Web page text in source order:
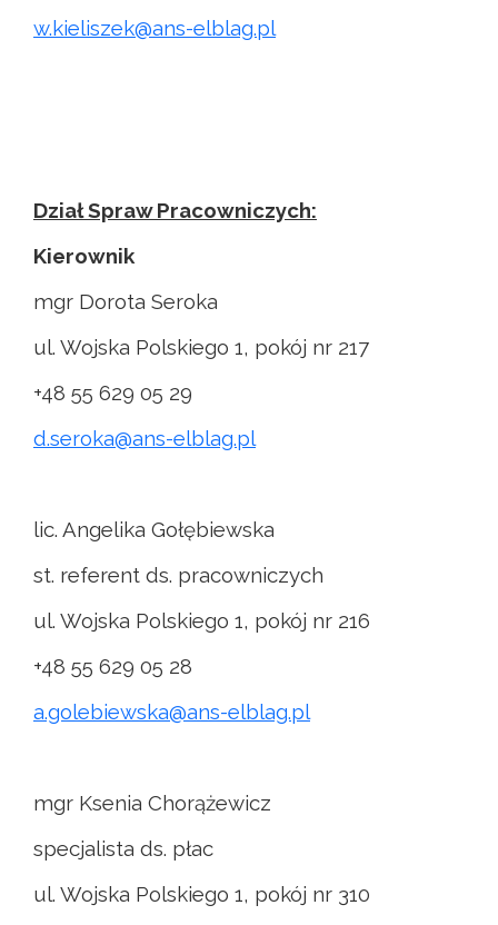
w.kieliszek@ans-elblag.pl
Dział Spraw Pracowniczych:
Kierownik
mgr Dorota Seroka
ul. Wojska Polskiego 1, pokój nr 217
+48 55 629 05 29
d.seroka@ans-elblag.pl
lic. Angelika Gołębiewska
st. referent ds. pracowniczych
ul. Wojska Polskiego 1, pokój nr 216
+48 55 629 05 28
a.golebiewska@ans-elblag.pl
mgr Ksenia Chorążewicz
specjalista ds. płac
ul. Wojska Polskiego 1, pokój nr 310